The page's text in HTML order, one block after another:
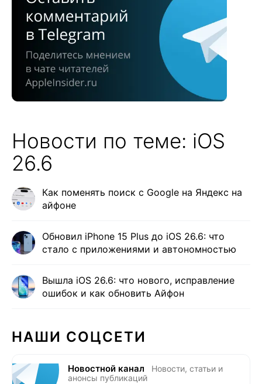
Новости по теме: iOS
26.6
Как поменять поиск с Google на Яндекс на
айфоне
Обновил iPhone 15 Plus до iOS 26.6: что
стало с приложениями и автономностью
Вышла iOS 26.6: что нового, исправление
ошибок и как обновить Айфон
НАШИ СОЦСЕТИ
Новостной канал
Новости, статьи и
анонсы публикаций